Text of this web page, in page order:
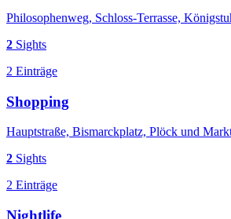
Philosophenweg, Schloss-Terrasse,
2 Sights
2 Einträge
Shopping
Hauptstraße, Bismarckplatz, Plöck und
2 Sights
2 Einträge
Nightlife